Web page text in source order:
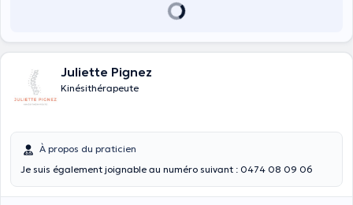
Juliette Pignez
Kinésithérapeute
À propos du praticien
Je suis également joignable au numéro suivant : 0474 08 09 06